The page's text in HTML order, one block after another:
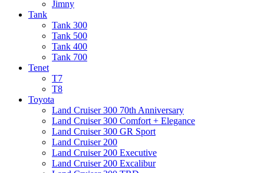
Jimny
Tank
Tank 300
Tank 500
Tank 400
Tank 700
Tenet
T7
T8
Toyota
Land Cruiser 300 70th Anniversary
Land Cruiser 300 Comfort + Elegance
Land Cruiser 300 GR Sport
Land Cruiser 200
Land Cruiser 200 Executive
Land Cruiser 200 Excalibur